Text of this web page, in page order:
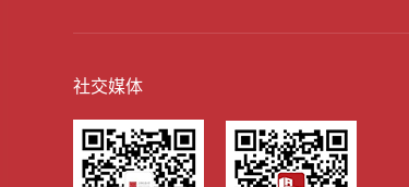
社交媒体